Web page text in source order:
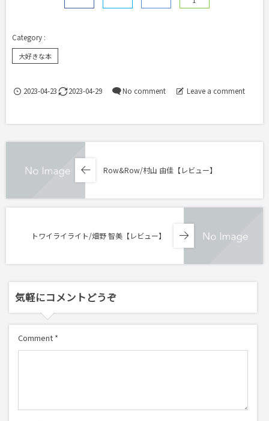
大好きな本
2023-04-23 2023-04-29 No comment Leave a comment
Row&Row/村山 由佳【レビュー】
トワイライライト/畑野 智美【レビュー】
気軽にコメントどうぞ
Comment *